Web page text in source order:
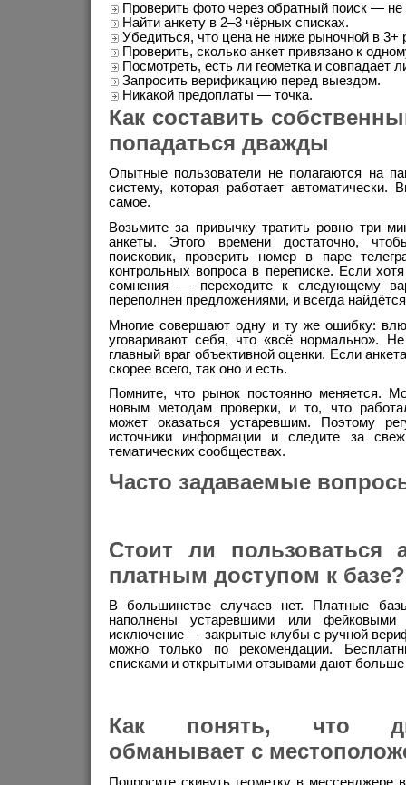
Проверить фото через обратный поиск —
Найти анкету в 2–3 чёрных списках.
Убедиться, что цена не ниже рыночной в 3+
Проверить, сколько анкет привязано к
Посмотреть, есть ли геометка и совпадает
Запросить верификацию перед выездом.
Никакой предоплаты — точка.
Как составить
попадаться дважды
Опытные пользователи не полагаются на
систему, которая работает
самое.
Возьмите за привычку тратить ровно три
анкеты. Этого времени достаточно,
поисковик, проверить номер в паре
контрольных вопроса в переписке. Если
сомнения — переходите к следующему
переполнен предложениями, и всегда
Многие совершают одну и ту же ошибку:
уговаривают себя, что «всё нормально».
главный враг объективной оценки. Если
скорее всего, так оно и есть.
Помните, что рынок постоянно меняется.
новым методам проверки, и то, что
может оказаться устаревшим. Поэтому
источники информации и следите за
тематических сообществах.
Часто задаваемые
Стоит ли пользоваться
платным доступом к базе?
В большинстве случаев нет. Платные
наполнены устаревшими или фейковыми
исключение — закрытые клубы с ручной
можно только по рекомендации.
списками и открытыми отзывами дают
Как понять, что
обманывает с
Попросите скинуть геометку в мессенджере